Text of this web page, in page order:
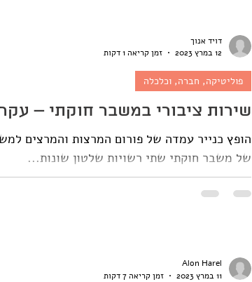
שירות ציבורי במשבר חוקתי –
של משבר חוקתי שתי רשויות שלטון שונות...
פוליטיקה, חברה, וכלכלה
דויד אנוך
12 במרץ 2023
זמן קריאה 1 דקות
Alon Harel
11 במרץ 2023
זמן קריאה 7 דקות